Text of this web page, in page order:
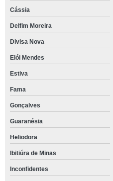
Cássia
Delfim Moreira
Divisa Nova
Elói Mendes
Estiva
Fama
Gonçalves
Guaranésia
Heliodora
Ibitiúra de Minas
Inconfidentes